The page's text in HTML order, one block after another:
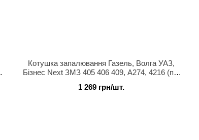
Котушка запалювання Газель, Волга УАЗ,
Бізнес Next ЗМЗ 405 406 409, А274, 4216 (пр-
1 269 грн/шт.